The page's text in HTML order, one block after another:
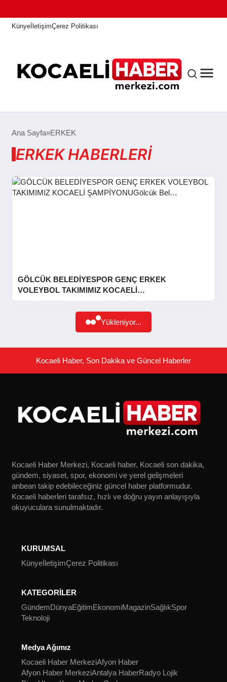
KünyeİletişimÇerez Politikası
ANASAYFA
SIYASET
EKONOMI
SAĞLIK
YAŞAM
Ana Sayfa ERKEK
ERKEK HABERLERI
GÖLCÜK BELEDİYESPOR GENÇ ERKEK
VOLEYBOL TAKIMIMIZ KOCAELİ
ŞAMPİYONUGölcük Bel…
Yükleniyor...
Kocaeli Haber, Son Dakika ve Güncel Haberler
Kocaeli Haber Merkezi, Kocaeli haber, Kocaeli son dakika,
gündem, siyaset, spor, ekonomi ve yerel gelişmeleri
anbean takip edebileceğiniz güncel haber platformudur.
Kocaeli haberleri tarafsız, hızlı ve doğru yayın anlayışıyla
okuyuculara sunulmaktadır.
KURUMSAL
KünyeİletişimÇerez Politikası
KATEGORİLER
GündemDünyaEğitimEkonomiMagazinSağlıkSpor
Teknoloji
Medya Ağımız
Kocaeli Haber MerkeziAfyon Haber
Afyon Haber MerkeziAntalya HaberRadyo Lojik